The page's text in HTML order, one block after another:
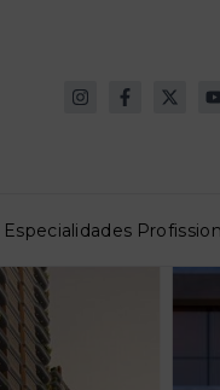
Especialidades